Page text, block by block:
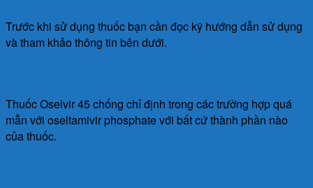
Trước khi sử dụng thuốc bạn cần đọc kỹ hướng dẫn sử dụng
và tham khảo thông tin bên dưới.
Thuốc Oselvir 45 chống chỉ định trong các trường hợp quá
mẫn với oseltamivir phosphate với bất cứ thành phần nào
của thuốc.